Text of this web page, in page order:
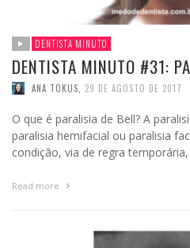
DENTISTA MINUTO
DENTISTA MINUTO #31:
ANA TOKUS, 29 DE AGOSTO DE 2017
O que é paralisia de Bell? A
paralisia hemifacial ou paralisia
condição, via de regra
Read more